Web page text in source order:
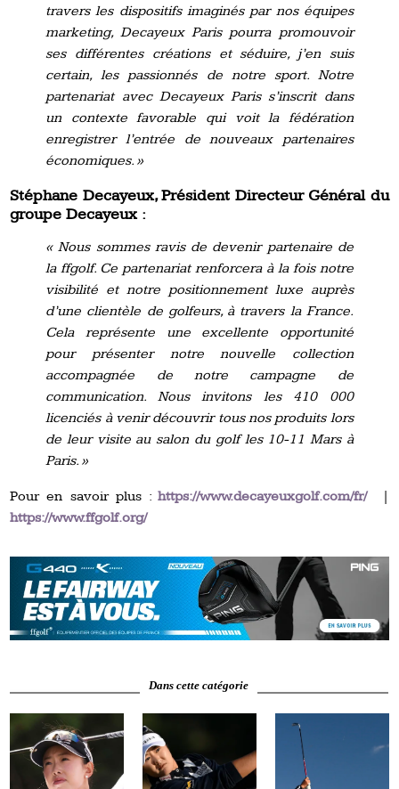
travers les dispositifs imaginés par nos équipes
marketing, Decayeux Paris pourra promouvoir
ses différentes créations et séduire, j’en suis
certain, les passionnés de notre sport. Notre
partenariat avec Decayeux Paris s’inscrit dans
un contexte favorable qui voit la fédération
enregistrer l’entrée de nouveaux partenaires
économiques. »
Stéphane Decayeux, Président Directeur Général du
groupe Decayeux :
« Nous sommes ravis de devenir partenaire de
la ffgolf. Ce partenariat renforcera à la fois notre
visibilité et notre positionnement luxe auprès
d’une clientèle de golfeurs, à travers la France.
Cela représente une excellente opportunité
pour présenter notre nouvelle collection
accompagnée de notre campagne de
communication. Nous invitons les 410 000
licenciés à venir découvrir tous nos produits lors
de leur visite au salon du golf les 10-11 Mars à
Paris. »
Pour en savoir plus :https://www.decayeuxgolf.com/fr/|
https://www.ffgolf.org/
Dans cette catégorie